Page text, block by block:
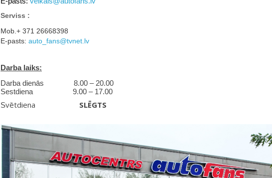
Serviss :
Mob.+ 371 26668398
E-pasts: auto_fans@tvnet.lv
Darba laiks:
Darba dienās 8.00 – 20.00
Sestdiena 9.00 – 17.00
Svētdiena SLĒGTS